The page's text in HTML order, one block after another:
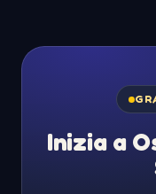
Inizia a